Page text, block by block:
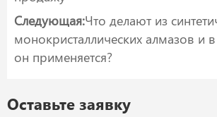
Следующая:Что делают из
монокристаллических алмазов и
он применяется?
Оставьте заявку